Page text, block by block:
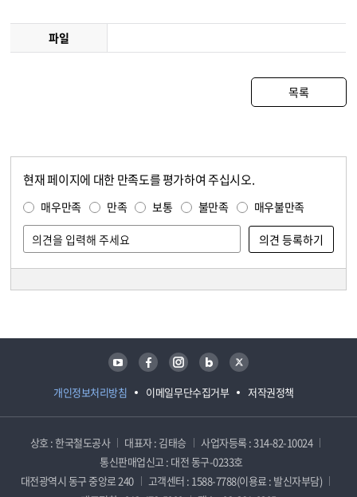
파일
목록
현재 페이지에 대한 만족도를 평가하여 주십시오.
매우만족 만족 보통 불만족 매우불만족
개인정보처리방침 이메일무단수집거부 저작권정책
유튜브 페이스북 인스타그램 블로그 트위터
상호 : 한국철도공사 대표자 : 김태승
사업자등록 : 314-82-10024
통신판매업신고 : 대전 동구-0233호
대전광역시 동구 중앙로 240
고객센터 : 1588-7788(이용료 : 발신자부담)